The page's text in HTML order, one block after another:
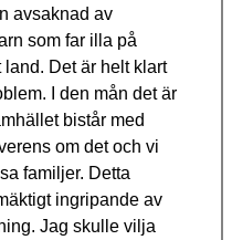
avsaknad av
som far illa på
Det är helt klart
I den mån det är
bistår med
om det och vi
familjer. Detta
ingripande av
Jag skulle vilja